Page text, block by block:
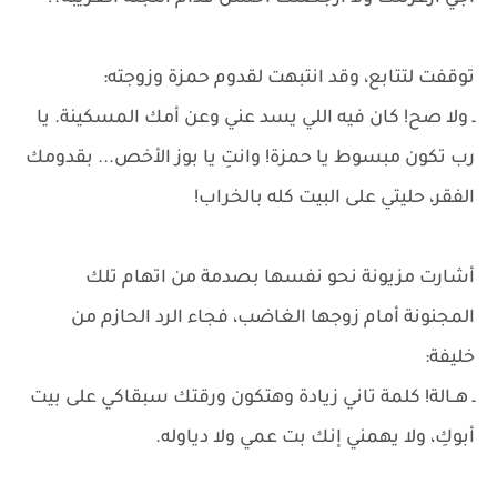
توقفت لتتابع، وقد انتبهت لقدوم حمزة وزوجته:
ـ ولا صح! كان فيه اللي يسد عني وعن أمك المسكينة. يا
رب تكون مبسوط يا حمزة! وانتِ يا بوز الأخص... بقدومك
الفقر، حليتي على البيت كله بالخراب!
أشارت مزيونة نحو نفسها بصدمة من اتهام تلك
المجنونة أمام زوجها الغاضب، فجاء الرد الحازم من
خليفة:
ـ هــالة! كلمة تاني زيادة وهتكون ورقتك سبقاكي على بيت
أبوكِ، ولا يهمني إنك بت عمي ولا دياوله.